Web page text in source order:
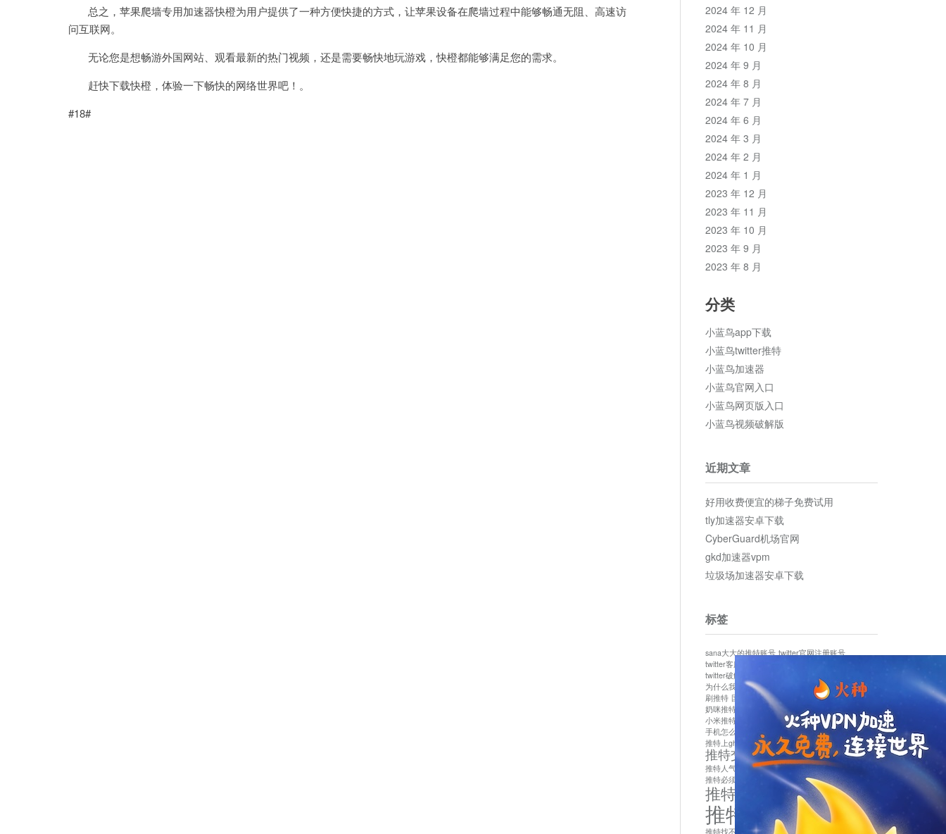
总之，苹果爬墙专用加速器快橙为用户提供了一种方便快捷的方式，让苹果设备在爬墙过程中能够畅通无阻、高速访
问互联网。
无论您是想畅游外国网站、观看最新的热门视频，还是需要畅快地玩游戏，快橙都能够满足您的需求。
赶快下载快橙，体验一下畅快的网络世界吧！。
#18#
2024 年 12 月
2024 年 11 月
2024 年 10 月
2024 年 9 月
2024 年 8 月
2024 年 7 月
2024 年 6 月
2024 年 3 月
2024 年 2 月
2024 年 1 月
2023 年 12 月
2023 年 11 月
2023 年 10 月
2023 年 9 月
2023 年 8 月
分类
小蓝鸟app下载
小蓝鸟twitter推特
小蓝鸟加速器
小蓝鸟官网入口
小蓝鸟网页版入口
小蓝鸟视频破解版
近期文章
好用收费便宜的梯子免费试用
tly加速器安卓下载
CyberGuard机场官网
gkd加速器vpm
垃圾场加速器安卓下载
标签
sana大大的推特账号 twitter官网注册账号
twitter客服
twitter破解版下载
为什么我推特无法保存设置
作者sana推特是什么
刷推特 国内为什么不能用twitter 国内能用twitter吗
奶咪推特
如何找回推特密码
小米推特闪退是怎么回事 怎么看推特上的视频
手机怎么注册推特账号
推特devil
推特上ghs的女博主
推特交友软件app下载
推特人气萌货小蔡头喵喵喵 推特实名制
推特必须用外网吗
推特怎么取消关联手机号
推特怎么看敏感内容苹果
推特找不到账号 推特注册必须要手机号